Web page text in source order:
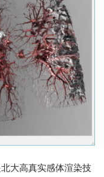
大高真实感体渲染技